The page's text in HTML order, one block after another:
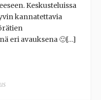
Keskusteluissa
kannatettavia
eri avauksena 🙂[…]